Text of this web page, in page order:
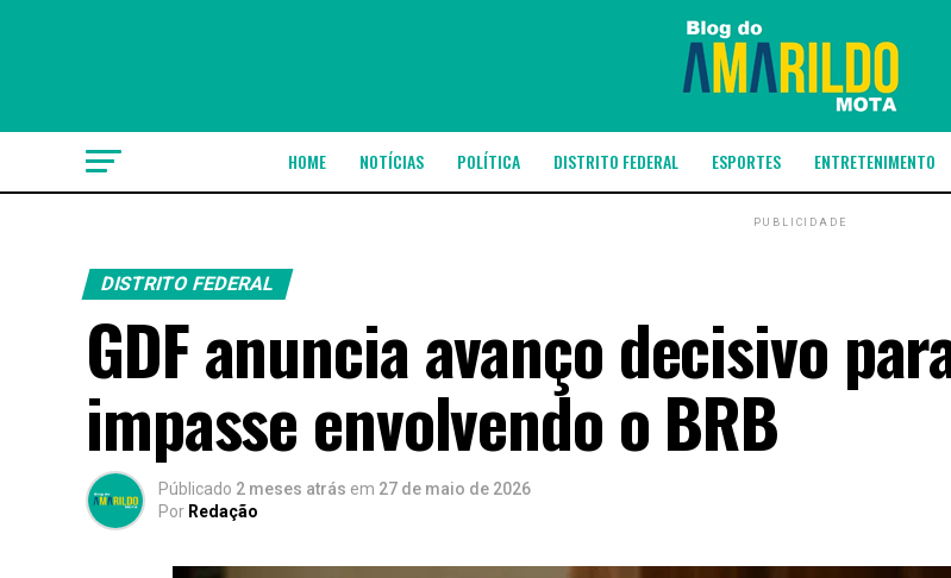
HOME NOTÍCIAS POLÍTICA DISTRITO FEDERAL ESPORTES ENTRETENIMENTO
PUBLICIDADE
DISTRITO FEDERAL
GDF anuncia avanço decisivo
impasse envolvendo o BRB
Públicado 2 meses atrás em 27 de maio de 2026
Por Redação